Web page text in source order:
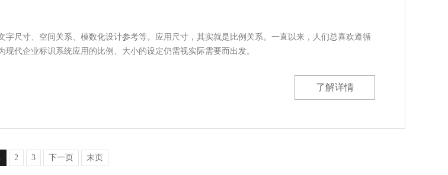
字尺寸、空间关系、模数化设计参考等。应用尺寸，其实就是比例关系。一直以来，人们总喜欢遵循
代企业标识系统应用的比例、大小的设定仍需视实际需要而出发。
了解详情
2 3 下一页 末页